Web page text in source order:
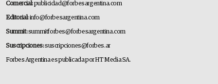
Comercial:publicidad@forbesargentina.com
Editorial:info@forbesargentina.com
Summit:summitforbes@forbesargentina.com
Suscripciones:suscripciones@forbes.ar
Forbes Argentina es publicada por HT Media SA.